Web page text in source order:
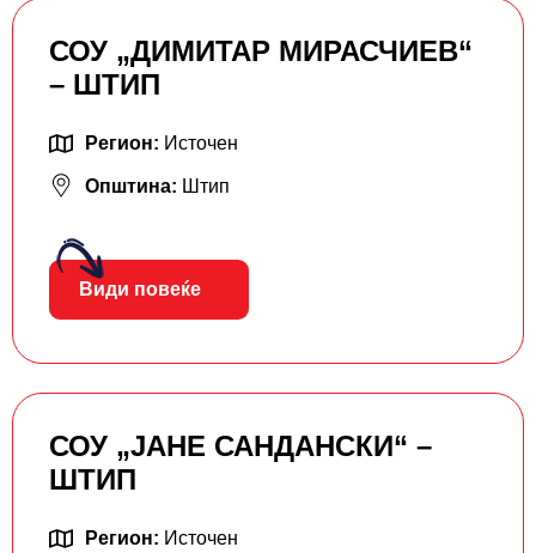
СОУ „ДИМИТАР МИРАСЧИЕВ“
– ШТИП
Регион: Источен
Општина: Штип
Види повеќе
СОУ „ЈАНЕ САНДАНСКИ“ –
ШТИП
Регион: Источен